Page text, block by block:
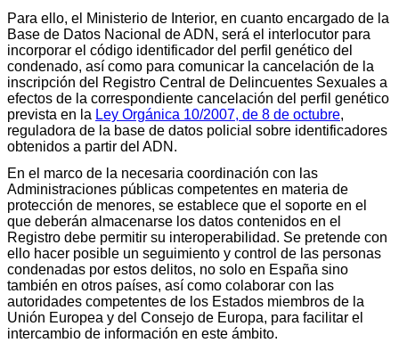
Para ello, el Ministerio de Interior, en cuanto encargado de la
Base de Datos Nacional de ADN, será el interlocutor para
incorporar el código identificador del perfil genético del
condenado, así como para comunicar la cancelación de la
inscripción del Registro Central de Delincuentes Sexuales a
efectos de la correspondiente cancelación del perfil genético
prevista en la Ley Orgánica 10/2007, de 8 de octubre,
reguladora de la base de datos policial sobre identificadores
obtenidos a partir del ADN.
En el marco de la necesaria coordinación con las
Administraciones públicas competentes en materia de
protección de menores, se establece que el soporte en el
que deberán almacenarse los datos contenidos en el
Registro debe permitir su interoperabilidad. Se pretende con
ello hacer posible un seguimiento y control de las personas
condenadas por estos delitos, no solo en España sino
también en otros países, así como colaborar con las
autoridades competentes de los Estados miembros de la
Unión Europea y del Consejo de Europa, para facilitar el
intercambio de información en este ámbito.